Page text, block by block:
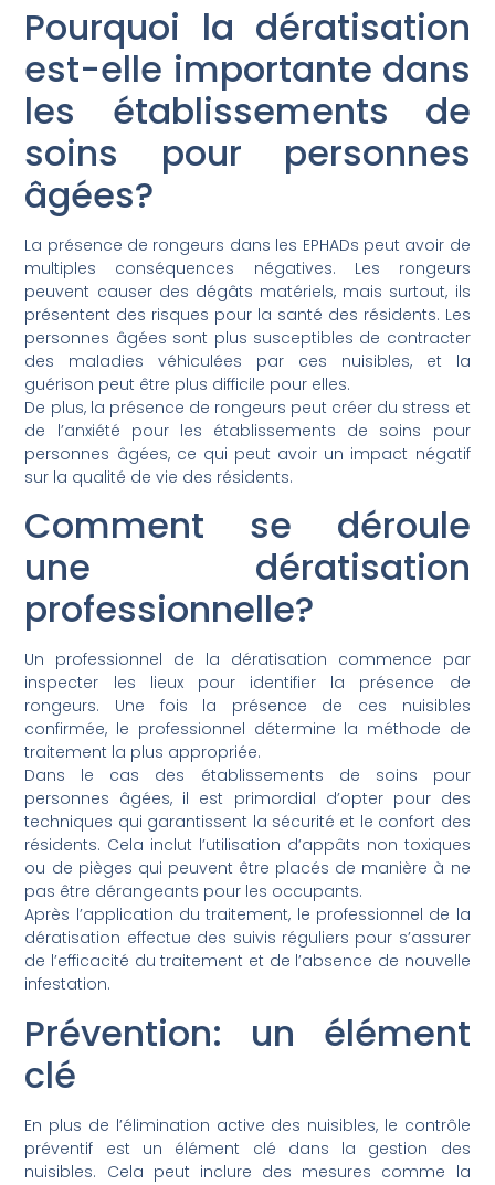
Pourquoi la dératisation
est-elle importante dans
les établissements de
soins pour personnes
âgées?
La présence de rongeurs dans les EPHADs peut avoir de
multiples conséquences négatives. Les rongeurs
peuvent causer des dégâts matériels, mais surtout, ils
présentent des risques pour la santé des résidents. Les
personnes âgées sont plus susceptibles de contracter
des maladies véhiculées par ces nuisibles, et la
guérison peut être plus difficile pour elles.
De plus, la présence de rongeurs peut créer du stress et
de l’anxiété pour les établissements de soins pour
personnes âgées, ce qui peut avoir un impact négatif
sur la qualité de vie des résidents.
Comment se déroule
une dératisation
professionnelle?
Un professionnel de la dératisation commence par
inspecter les lieux pour identifier la présence de
rongeurs. Une fois la présence de ces nuisibles
confirmée, le professionnel détermine la méthode de
traitement la plus appropriée.
Dans le cas des établissements de soins pour
personnes âgées, il est primordial d’opter pour des
techniques qui garantissent la sécurité et le confort des
résidents. Cela inclut l’utilisation d’appâts non toxiques
ou de pièges qui peuvent être placés de manière à ne
pas être dérangeants pour les occupants.
Après l’application du traitement, le professionnel de la
dératisation effectue des suivis réguliers pour s’assurer
de l’efficacité du traitement et de l’absence de nouvelle
infestation.
Prévention: un élément
clé
En plus de l’élimination active des nuisibles, le contrôle
préventif est un élément clé dans la gestion des
nuisibles. Cela peut inclure des mesures comme la